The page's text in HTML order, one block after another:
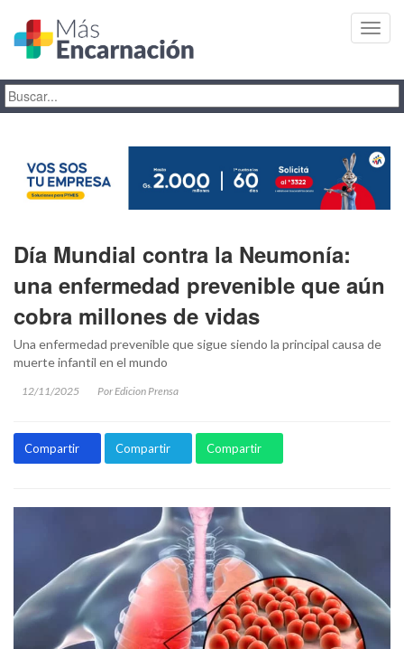
Día Mundial contra la Neumonía:
una enfermedad prevenible que aún
cobra millones de vidas
Una enfermedad prevenible que sigue siendo la principal causa de
muerte infantil en el mundo
12/11/2025 Por Edicion Prensa
Compartir Compartir Compartir